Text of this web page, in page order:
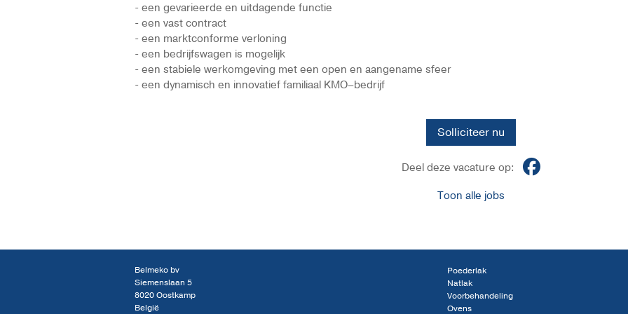
- een gevarieerde en uitdagende functie
- een vast contract
- een marktconforme verloning
- een bedrijfswagen is mogelijk
- een stabiele werkomgeving met een open en aangename sfeer
- een dynamisch en innovatief familiaal KMO–bedrijf
Solliciteer nu
Deel deze vacature op:
Toon alle jobs
Belmeko bv
Siemenslaan 5
8020 Oostkamp
België
Poederlak
Natlak
Voorbehandeling
Ovens